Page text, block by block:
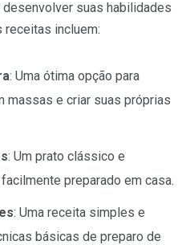
suas habilidades
receitas incluem:
: Uma ótima opção para
massas e criar suas próprias
: Um prato clássico e
preparado em casa.
: Uma receita simples e
básicas de preparo de